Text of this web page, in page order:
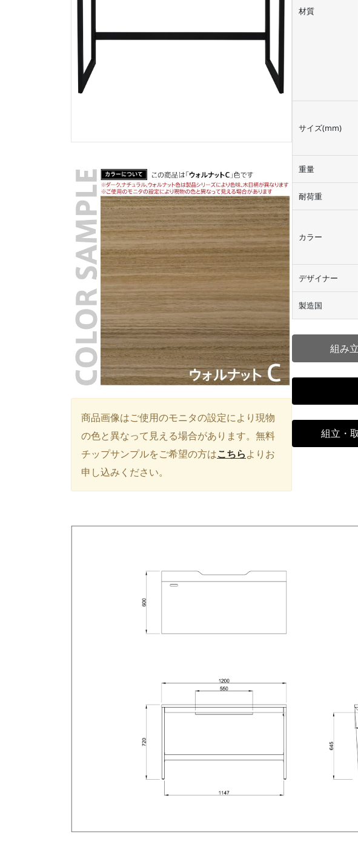
商品画像はご使用のモニタの設定により現物
の色と異なって見える場合があります。無料
チップサンプルをご希望の方はこちらよりお
申し込みください。
材質
サイズ(mm)
重量
耐荷重
カラー
デザイナー
製造国
組み
組立・